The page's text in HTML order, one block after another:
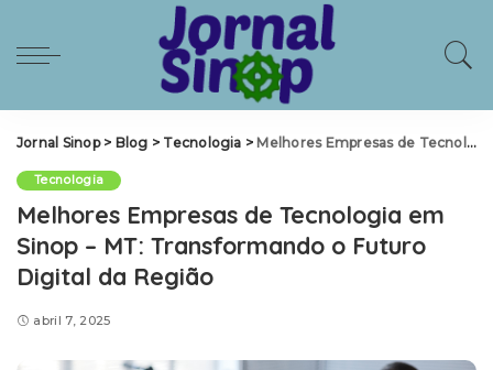
Jornal Sinop> Blog > Tecnologia > Melhores Empresas de Tecnologia em Sinop – MT: Transformando o Futuro Digital da Região
Tecnologia
Melhores Empresas de Tecnologia em
Sinop – MT: Transformando o Futuro
Digital da Região
abril 7, 2025